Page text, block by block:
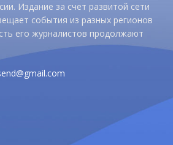
Издание за счет развитой сети
события из разных регионов
его журналистов продолжают